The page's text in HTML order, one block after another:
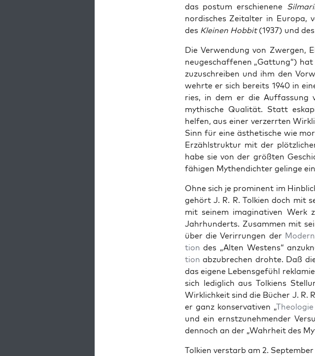
das pos­tum erschienene
nordis­ches Zeital­ter in Europa,
des Kleinen Hob­bit(1937) und des
Die Ver­wen­dung von Zwer­gen,
neugeschaf­fe­nen „Gat­tung“)
zuzuschreiben und ihm den
wehrte er sich bere­its 1940 in
ries, in dem er die Auf­fas­sung
mythis­che Qual­ität. Statt
helfen, aus ein­er verz­er­rten
Sinn für eine ästhetis­che wie
Erzählstruk­tur mit der
habe sie von der größten
fähi­gen Mythen­dichter gelinge
Ohne sich je promi­nent im
gehört J. R. R. Tolkien doch mit
mit seinem imag­i­na­tiv­en Werk
Jahrhun­derts. Zusam­men mit
über die Verir­run­gen der
tion des „Alten West­ens“
tion abzubrechen dro­hte. Daß
das eigene Lebens­ge­fühl
sich lediglich aus Tolkiens
Wirk­lichkeit sind die Büch­er J. R.
er ganz kon­ser­v­a­tiv­en „The­olo­gie
und ein ern­stzunehmender
den­noch an der „Wahrheit des
Tolkien ver­starb am 2.